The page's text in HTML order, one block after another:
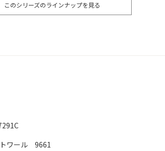
このシリーズのラインナップを見る
ワール 9661